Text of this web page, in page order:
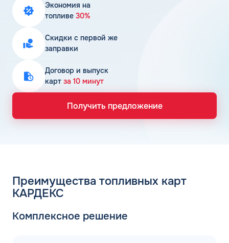
Экономия на
топливе 30%
Скидки с первой же
заправки
Договор и выпуск
карт за 10 минут
Получить предложение
Преимущества топливных карт
КАРДЕКС
Комплексное решение